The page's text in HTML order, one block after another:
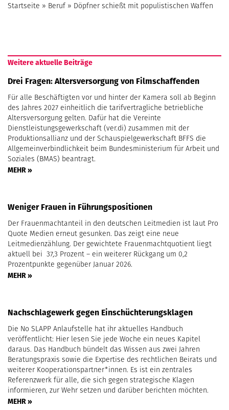
Startseite » Beruf» Döpfner schießt mit populistischen Waffen
Weitere aktuelle Beiträge
Drei Fragen: Altersversorgung von Filmschaffenden
Für alle Beschäftigten vor und hinter der Kamera soll ab Beginn
des Jahres 2027 einheitlich die tarifvertragliche betriebliche
Altersversorgung gelten. Dafür hat die Vereinte
Dienstleistungsgewerkschaft (ver.di) zusammen mit der
Produktionsallianz und der Schauspielgewerkschaft BFFS die
Allgemeinverbindlichkeit beim Bundesministerium für Arbeit und
Soziales (BMAS) beantragt.
MEHR »
Weniger Frauen in Führungspositionen
Der Frauenmachtanteil in den deutschen Leitmedien ist laut Pro
Quote Medien erneut gesunken. Das zeigt eine neue
Leitmedienzählung. Der gewichtete Frauenmachtquotient liegt
aktuell bei 37,3 Prozent – ein weiterer Rückgang um 0,2
Prozentpunkte gegenüber Januar 2026.
MEHR »
Nachschlagewerk gegen Einschüchterungsklagen
Die No SLAPP Anlaufstelle hat ihr aktuelles Handbuch
veröffentlicht: Hier lesen Sie jede Woche ein neues Kapitel
daraus. Das Handbuch bündelt das Wissen aus zwei Jahren
Beratungspraxis sowie die Expertise des rechtlichen Beirats und
weiterer Kooperationspartner*innen. Es ist ein zentrales
Referenzwerk für alle, die sich gegen strategische Klagen
informieren, zur Wehr setzen und darüber berichten möchten.
MEHR »